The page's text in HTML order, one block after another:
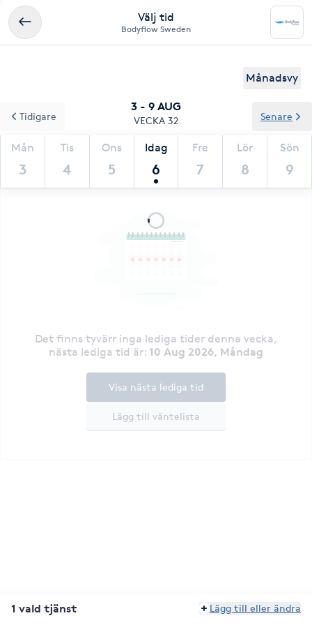
Välj tid
Bodyflow Sweden
Månadsvy
3 - 9 AUG
VECKA 32
Mån
3
Tis
4
Ons
5
Idag
6
Fre
7
Lör
8
Sön
9
Tidigare Senare
Det finns tyvärr inga lediga tider denna vecka,
nästa lediga tid är: 10 Aug 2026, Måndag
Lägg till väntelista
Visa nästa lediga tid
1 vald tjänst Lägg till eller ändra